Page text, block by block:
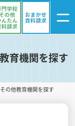
る 資料リスト
門学校
その他
んたん
料請求
おまかせ
資料請求
育機関を探す
の他教育機関を探す